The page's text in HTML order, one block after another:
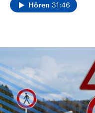
Hören 31:46